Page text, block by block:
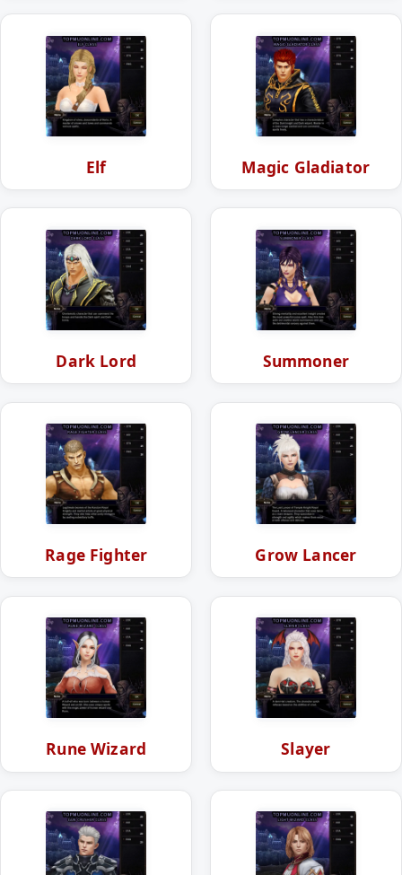
Elf Magic Gladiator
Dark Lord Summoner
Rage Fighter Grow Lancer
Rune Wizard Slayer